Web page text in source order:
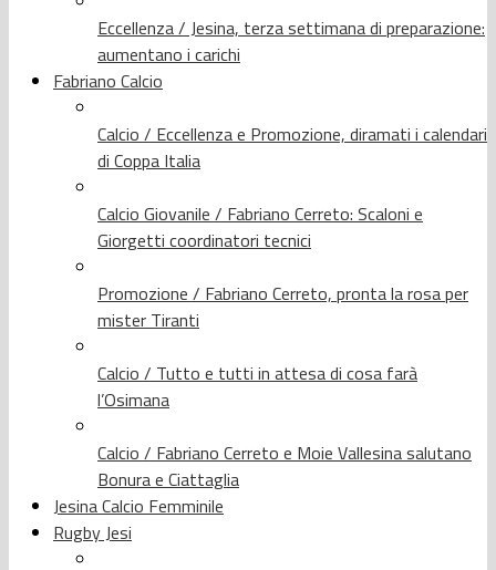
Eccellenza / Jesina, terza settimana di preparazione:
aumentano i carichi
Fabriano Calcio
Calcio / Eccellenza e Promozione, diramati i calendari
di Coppa Italia
Calcio Giovanile / Fabriano Cerreto: Scaloni e
Giorgetti coordinatori tecnici
Promozione / Fabriano Cerreto, pronta la rosa per
mister Tiranti
Calcio / Tutto e tutti in attesa di cosa farà
l’Osimana
Calcio / Fabriano Cerreto e Moie Vallesina salutano
Bonura e Ciattaglia
Jesina Calcio Femminile
Rugby Jesi